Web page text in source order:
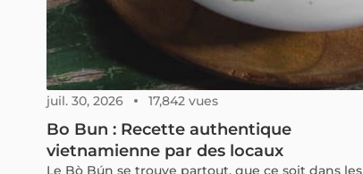
juil. 30, 2026 17,842 vues
Bo Bun : Recette authentique
vietnamienne par des locaux
Le Bò Bún se trouve partout, que ce soit dans les